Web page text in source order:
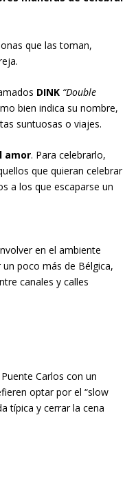
que las toman,
DINK “Double
bien indica su nombre,
suntuosas o viajes.
amor. Para celebrarlo,
que quieran celebrar
a los que escaparse un
en el ambiente
poco más de Bélgica,
canales y calles
Carlos con un
optar por el “slow
típica y cerrar la cena